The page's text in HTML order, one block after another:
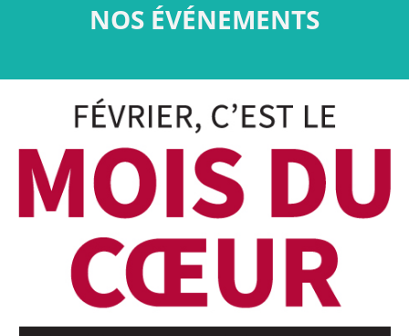
NOS ÉVÉNEMENTS